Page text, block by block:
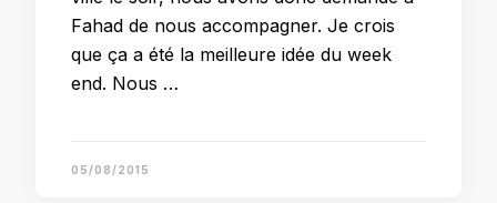
Fahad de nous accompagner. Je crois
que ça a été la meilleure idée du week
end. Nous …
05/08/2015